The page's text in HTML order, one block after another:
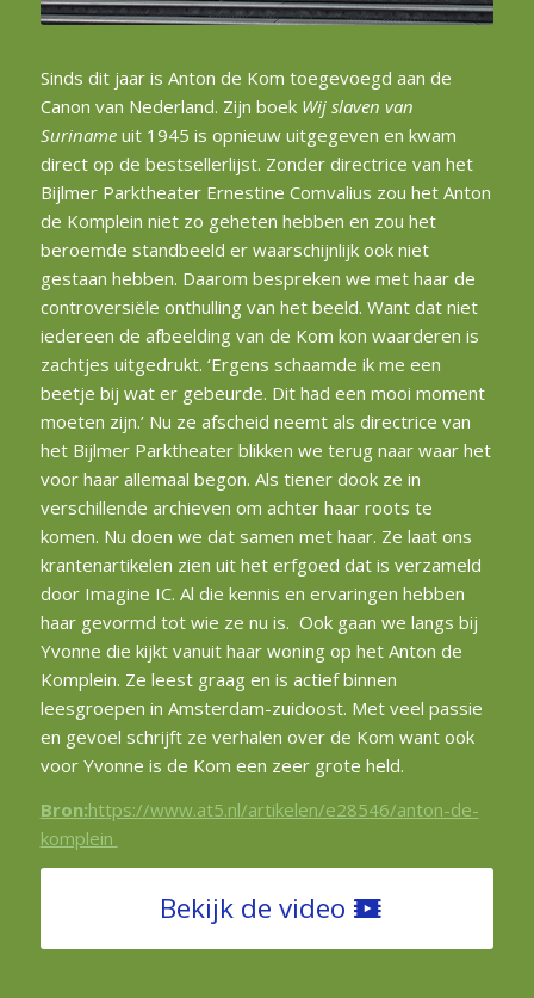
Sinds dit jaar is Anton de Kom toegevoegd aan de
Canon van Nederland. Zijn boek Wij slaven van
Surinameuit 1945 is opnieuw uitgegeven en kwam
direct op de bestsellerlijst. Zonder directrice van het
Bijlmer Parktheater Ernestine Comvalius zou het Anton
de Komplein niet zo geheten hebben en zou het
beroemde standbeeld er waarschijnlijk ook niet
gestaan hebben. Daarom bespreken we met haar de
controversiële onthulling van het beeld. Want dat niet
iedereen de afbeelding van de Kom kon waarderen is
zachtjes uitgedrukt. ‘Ergens schaamde ik me een
beetje bij wat er gebeurde. Dit had een mooi moment
moeten zijn.’ Nu ze afscheid neemt als directrice van
het Bijlmer Parktheater blikken we terug naar waar het
voor haar allemaal begon. Als tiener dook ze in
verschillende archieven om achter haar roots te
komen. Nu doen we dat samen met haar. Ze laat ons
krantenartikelen zien uit het erfgoed dat is verzameld
door Imagine IC. Al die kennis en ervaringen hebben
haar gevormd tot wie ze nu is. Ook gaan we langs bij
Yvonne die kijkt vanuit haar woning op het Anton de
Komplein. Ze leest graag en is actief binnen
leesgroepen in Amsterdam-zuidoost. Met veel passie
en gevoel schrijft ze verhalen over de Kom want ook
voor Yvonne is de Kom een zeer grote held.
Bron:https://www.at5.nl/artikelen/e28546/anton-de-
komplein
Bekijk de video